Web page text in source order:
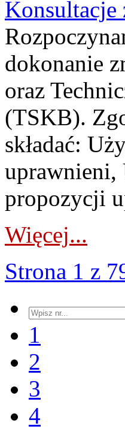
dokonanie
oraz
(TSKB).
składać:
uprawnieni,
propozycji
Więcej...
Strona 1 z
1
2
3
4